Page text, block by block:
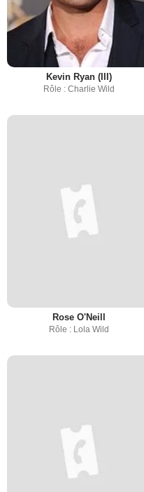
Kevin Ryan (III)
Rôle : Charlie Wild
Rose O'Neill
Rôle : Lola Wild